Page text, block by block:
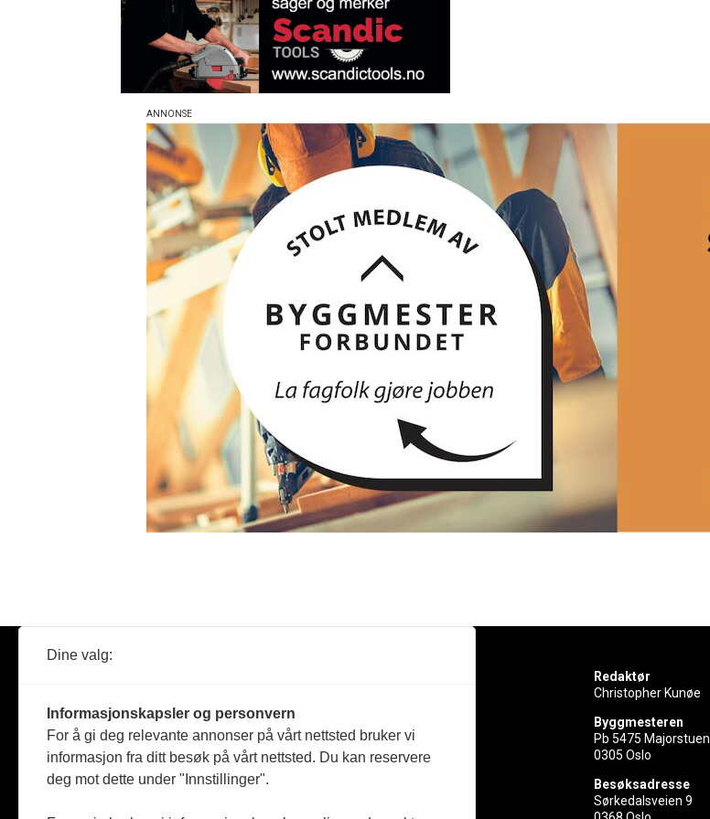
Reportasje
Produkter
Redaktør
Christopher Kunøe
Byggmesteren
Pb 5475 Majorstuen
0305 Oslo
Besøksadresse
Sørkedalsveien 9
Dine valg:
Informasjonskapsler og personvern
For å gi deg relevante annonser på vårt nettsted bruker vi
informasjon fra ditt besøk på vårt nettsted. Du kan reservere
deg mot dette under "Innstillinger".